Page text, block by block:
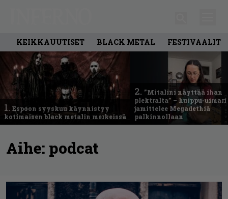
KEIKKAUUTISET BLACK METAL FESTIVAALIT
1. Espoon syyskuu käynnistyy
kotimaisen black metalin merkeissä
2. ”Mitalini näyttää ihan
plektralta” – huippu-uimari
jamittelee Megadethiä
palkinnollaan
Aihe: podcat